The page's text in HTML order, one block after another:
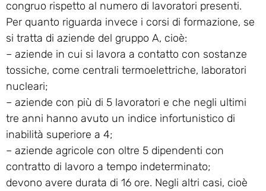
congruo rispetto al numero di lavoratori presenti.
Per quanto riguarda invece i corsi di formazione, se
si tratta di aziende del gruppo A, cioè:
– aziende in cui si lavora a contatto con sostanze
tossiche, come centrali termoelettriche, laboratori
nucleari;
– aziende con più di 5 lavoratori e che negli ultimi
tre anni hanno avuto un indice infortunistico di
inabilità superiore a 4;
– aziende agricole con oltre 5 dipendenti con
contratto di lavoro a tempo indeterminato;
devono avere durata di 16 ore. Negli altri casi, cioè